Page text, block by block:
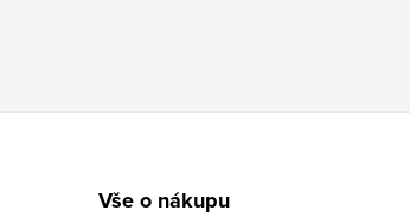
Vše o nákupu